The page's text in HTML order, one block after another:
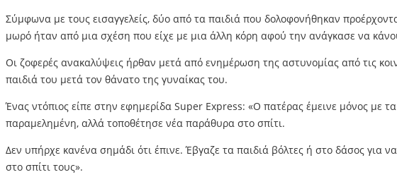
Σύμφωνα με τους εισαγγελείς, δύο από τα παιδιά που δολοφονήθηκαν
μωρό ήταν από μια σχέση που είχε με μια άλλη κόρη αφού την ανάγκασε να
Οι ζοφερές ανακαλύψεις ήρθαν μετά από ενημέρωση της αστυνομίας από τις
παιδιά του μετά τον θάνατο της γυναίκας του.
Ένας ντόπιος είπε στην εφημερίδα Super Express: «Ο πατέρας έμεινε μόνος με
παραμελημένη, αλλά τοποθέτησε νέα παράθυρα στο σπίτι.
Δεν υπήρχε κανένα σημάδι ότι έπινε. Έβγαζε τα παιδιά βόλτες ή στο δάσος για
στο σπίτι τους».